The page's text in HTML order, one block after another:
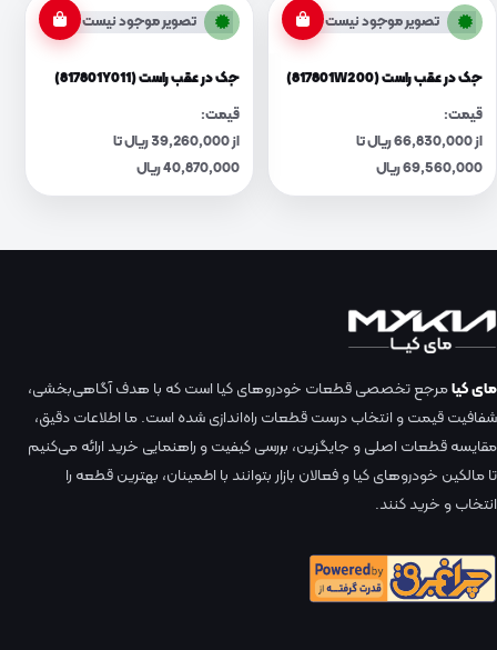
تصویر موجود نیست
جک در عقب راست (817801W200)
قیمت:
از 66,830,000 ریال تا
69,560,000 ریال
تصویر موجود نیست
جک در عقب راست (817801Y011)
قیمت:
از 39,260,000 ریال تا
40,870,000 ریال
مای کیامرجع تخصصی قطعات خودروهای کیا است که با هدف آگاهی‌بخشی،
شفافیت قیمت و انتخاب درست قطعات راه‌اندازی شده است. ما اطلاعات دقیق،
مقایسه قطعات اصلی و جایگزین، بررسی کیفیت و راهنمایی خرید ارائه می‌کنیم
تا مالکین خودروهای کیا و فعالان بازار بتوانند با اطمینان، بهترین قطعه را
انتخاب و خرید کنند.